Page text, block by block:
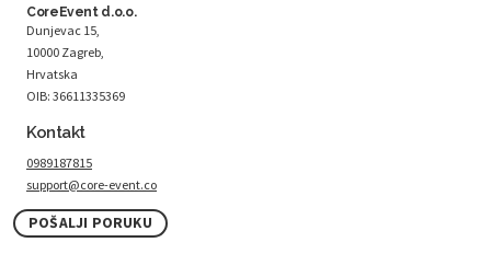
CoreEvent d.o.o.
Dunjevac 15,
10000 Zagreb,
Hrvatska
OIB: 36611335369
Kontakt
0989187815
support@core-event.co
POŠALJI PORUKU